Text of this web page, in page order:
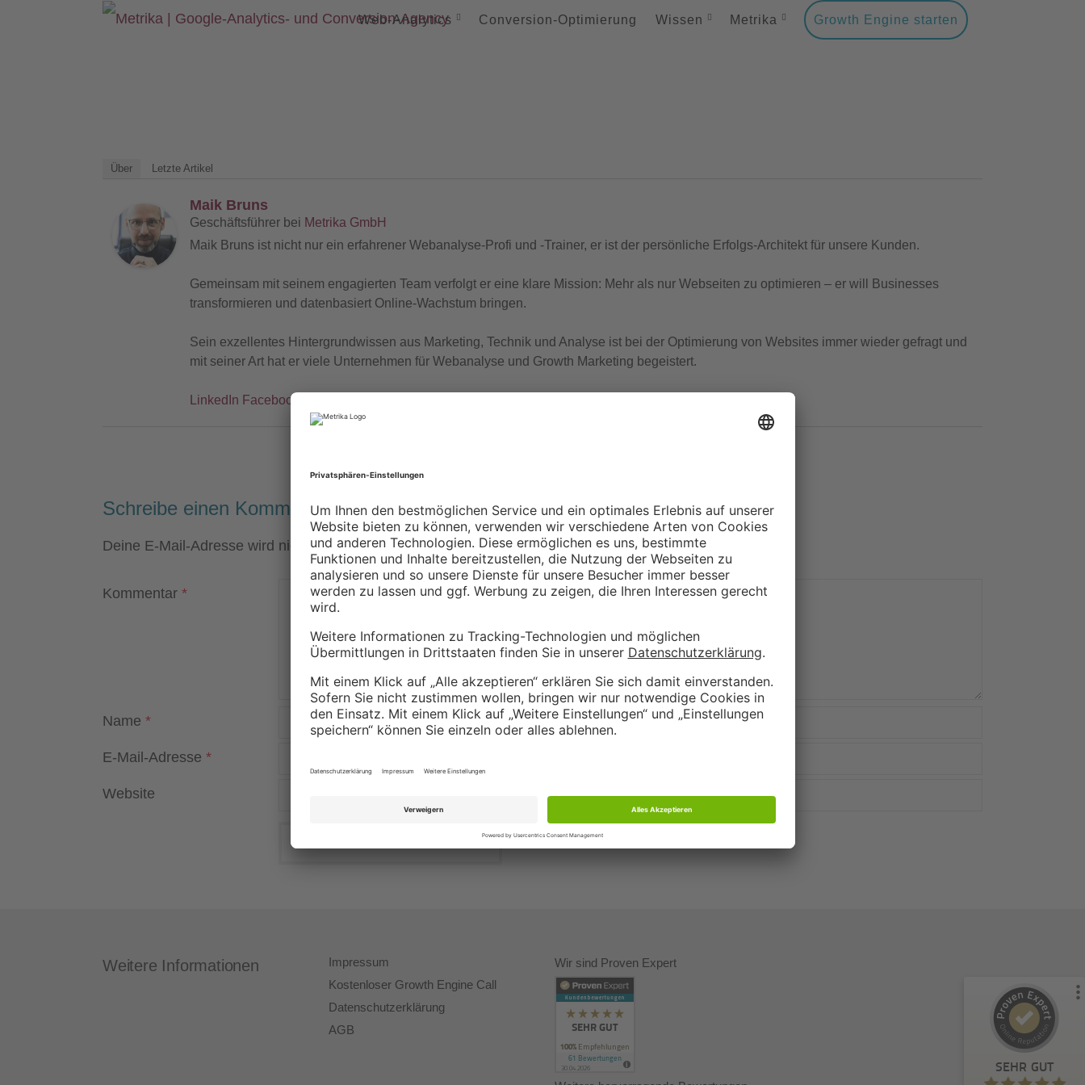
Web-Analytics Conversion-Optimierung Wissen Metrika Growth Engine starten
Über Letzte Artikel
Maik Bruns
Geschäftsführer bei Metrika GmbH
Maik Bruns ist nicht nur ein erfahrener Webanalyse-Profi und -Trainer, er ist der persönliche Erfolgs-Architekt für unsere Kunden.
Gemeinsam mit seinem engagierten Team verfolgt er eine klare Mission: Mehr als nur Webseiten zu optimieren – er will Businesses
transformieren und datenbasiert Online-Wachstum bringen.
Sein exzellentes Hintergrundwissen aus Marketing, Technik und Analyse ist bei der Optimierung von Websites immer wieder gefragt und
mit seiner Art hat er viele Unternehmen für Webanalyse und Growth Marketing begeistert.
LinkedIn Facebook
Schreibe einen Kommentar
Deine E-Mail-Adresse wird nicht veröffentlicht. Erforderliche Felder sind mit* markiert
Kommentar *
Name *
E-Mail-Adresse *
Website
Weitere Informationen
Impressum
Kostenloser Growth Engine Call
Datenschutzerklärung
AGB
Wir sind Proven Expert
SEHR GUT
4
Bewertungen auf
ProvenExpert.com
Blick aufs ProvenExpert-Profil werfen